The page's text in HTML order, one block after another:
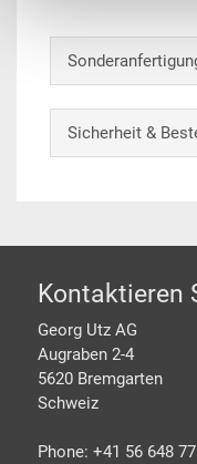
Sicherheit &
Footer
Kontaktieren
Georg Utz AG
Augraben 2-4
5620 Bremgarten
Schweiz
Phone: +41 56 648